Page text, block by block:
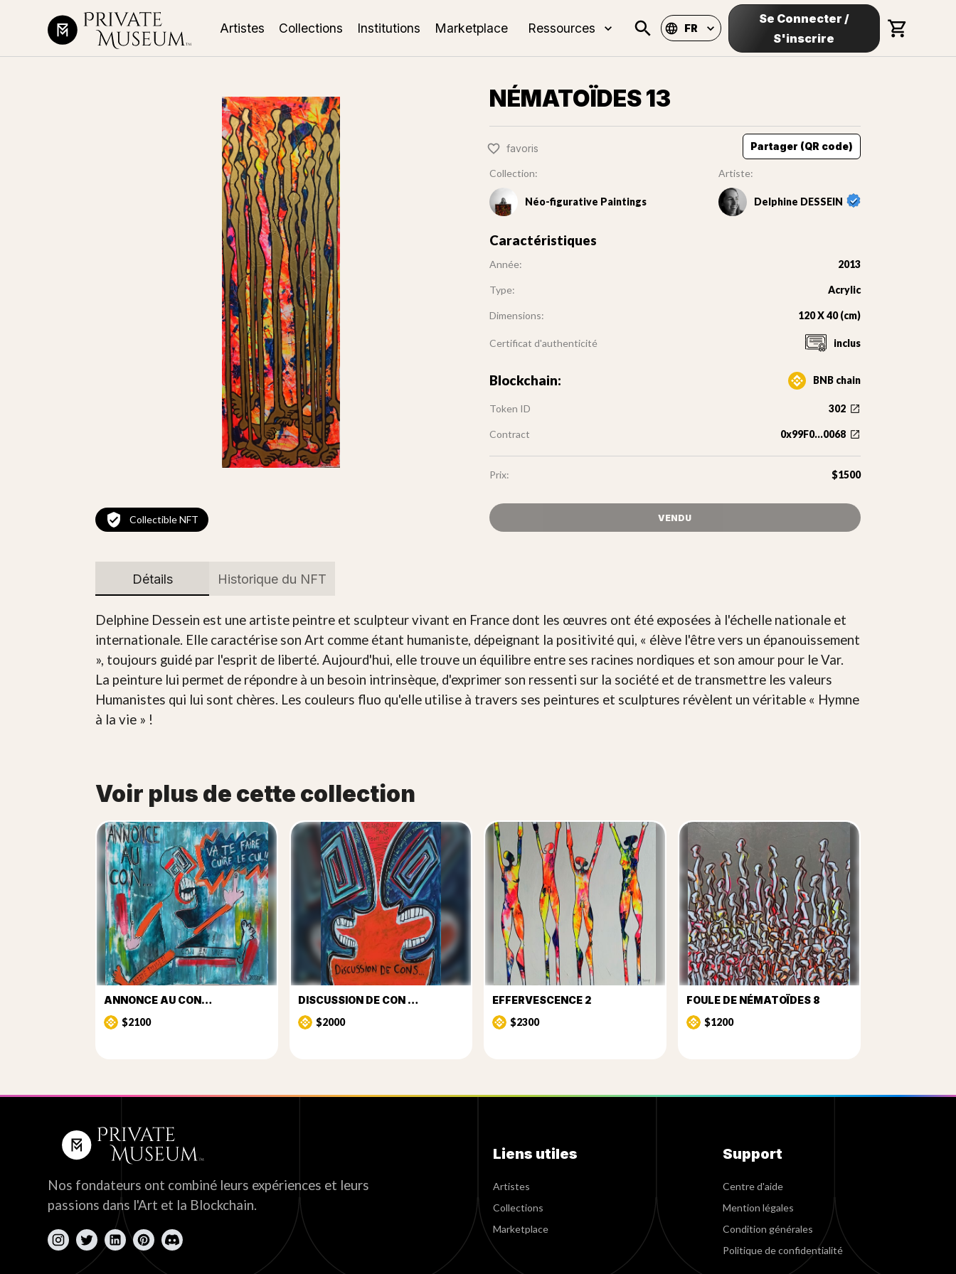
Artistes Collections Institutions Marketplace Ressources FR
Se Connecter /
S'inscrire
Collectible NFT
NÉMATOÏDES 13
favoris Partager (QR code)
Collection:
Néo-figurative Paintings
Artiste:
Delphine DESSEIN
Caractéristiques
Année: 2013
Type: Acrylic
Dimensions: 120 X 40 (cm)
Certificat d'authenticité inclus
Blockchain: BNB chain
Token ID 302
Contract 0x99F0...0068
Prix: $1500
VENDU
Détails Historique du NFT
Delphine Dessein est une artiste peintre et sculpteur vivant en France dont les œuvres ont été exposées à l'échelle nationale et
internationale. Elle caractérise son Art comme étant humaniste, dépeignant la positivité qui, « élève l'être vers un épanouissement
», toujours guidé par l'esprit de liberté. Aujourd'hui, elle trouve un équilibre entre ses racines nordiques et son amour pour le Var.
La peinture lui permet de répondre à un besoin intrinsèque, d'exprimer son ressenti sur la société et de transmettre les valeurs
Humanistes qui lui sont chères. Les couleurs fluo qu'elle utilise à travers ses peintures et sculptures révèlent un véritable « Hymne
à la vie » !
Voir plus de cette collection
ANNONCE AU CON…
$2100
DISCUSSION DE CON …
$2000
EFFERVESCENCE 2
$2300
FOULE DE NÉMATOÏDES 8
$1200
Nos fondateurs ont combiné leurs expériences et leurs
passions dans l'Art et la Blockchain.
Liens utiles
Artistes
Collections
Marketplace
Support
Centre d'aide
Mention légales
Condition générales
Politique de confidentialité